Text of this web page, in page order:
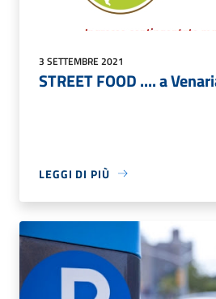
3 SETTEMBRE 2021
STREET FOOD .... a
LEGGI DI PIÙ